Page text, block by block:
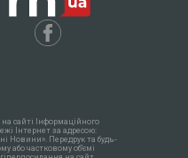
сайті Інформаційного
Інтернет за адресою:
Новини». Передрук та будь-
або частковому об'ємі